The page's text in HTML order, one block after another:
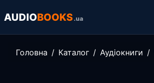
AUDIOBOOKS .ua
Головна Каталог Аудіокниги